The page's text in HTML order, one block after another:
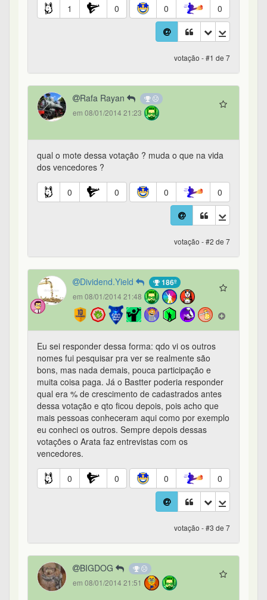
1 0 0 0
votação - #1 de 7
Rafa Rayan
em 08/01/2014 21:23
qual o mote dessa votação ? muda o que na vida
dos vencedores ?
0 0 0 0
votação - #2 de 7
Dividend.Yield 186º
em 08/01/2014 21:48
Eu sei responder dessa forma: qdo vi os outros
nomes fui pesquisar pra ver se realmente são
bons, mas nada demais, pouca participação e
muita coisa paga. Já o Bastter poderia responder
qual era % de crescimento de cadastrados antes
dessa votação e qto ficou depois, pois acho que
mais pessoas conheceram aqui como por exemplo
eu conheci os outros. Sempre depois dessas
votações o Arata faz entrevistas com os
vencedores.
0 0 0 0
votação - #3 de 7
BIGDOG
em 08/01/2014 21:51